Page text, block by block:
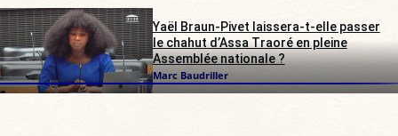
Yaël Braun-Pivet laissera-t-elle passer
le chahut d’Assa Traoré en pleine
Assemblée nationale ?
Marc Baudriller